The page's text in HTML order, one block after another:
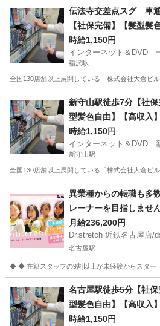
伝法寺交差点スグ 車通
【社保完備】【髪型髪
い可】【社員雇用有】
トスタッフ☆稼ぎたい
時給1,150円
インターネット＆DVD
稲沢駅
全国130店舗以上展開している「株式会社大倉ビ
稲沢駅 フロント ス
新守山駅徒歩7分【社
型髪色自由】【高収入
有】☆時給1,150円以
たい方必見！
時給1,150円
インターネット＆DVD
新守山駅
全国130店舗以上展開している「株式会社大倉ビ
新守山駅 フロント
異業種からの転職も多
レーナーを目指しませ
屋店/ds スポーツインス
月給236,200円
Dr.stretch 近鉄名古屋店/
名古屋駅
◆ ◆ 在籍スタッフの9割以上が未経験からスター
名古屋駅 スポーツジ
名古屋駅徒歩5分【社
型髪色自由】【高収入
有】☆時給1,150円以
時給1,150円